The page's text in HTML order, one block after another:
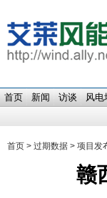
首页 新闻 访谈 风电
首页 > 过期数据 > 项目发
赣